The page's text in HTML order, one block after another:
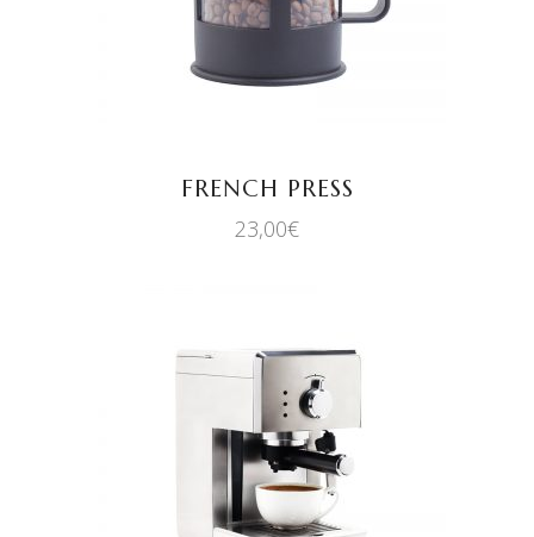
FRENCH PRESS
23,00€
AÑADIR AL CARRITO